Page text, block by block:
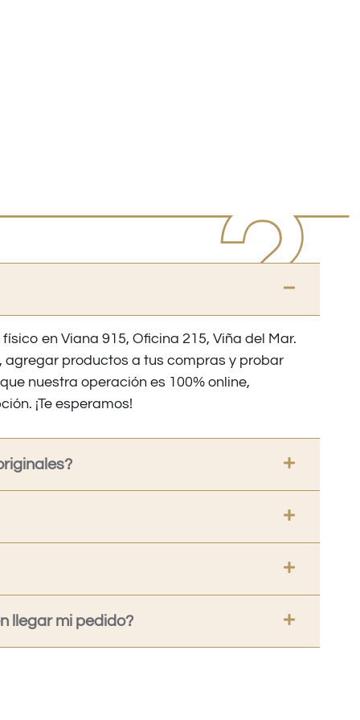
en Viana 915, Oficina 215, Viña del Mar.
agregar productos a tus compras y probar
nuestra operación es 100% online,
¡Te esperamos!
llegar mi pedido?